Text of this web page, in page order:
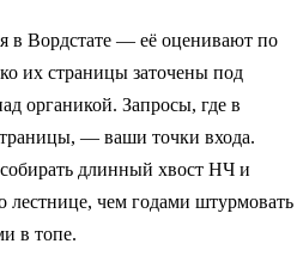
в Вордстате — её оценивают по
их страницы заточены под
органикой. Запросы, где в
— ваши точки входа.
длинный хвост НЧ и
лестнице, чем годами штурмовать
в топе.